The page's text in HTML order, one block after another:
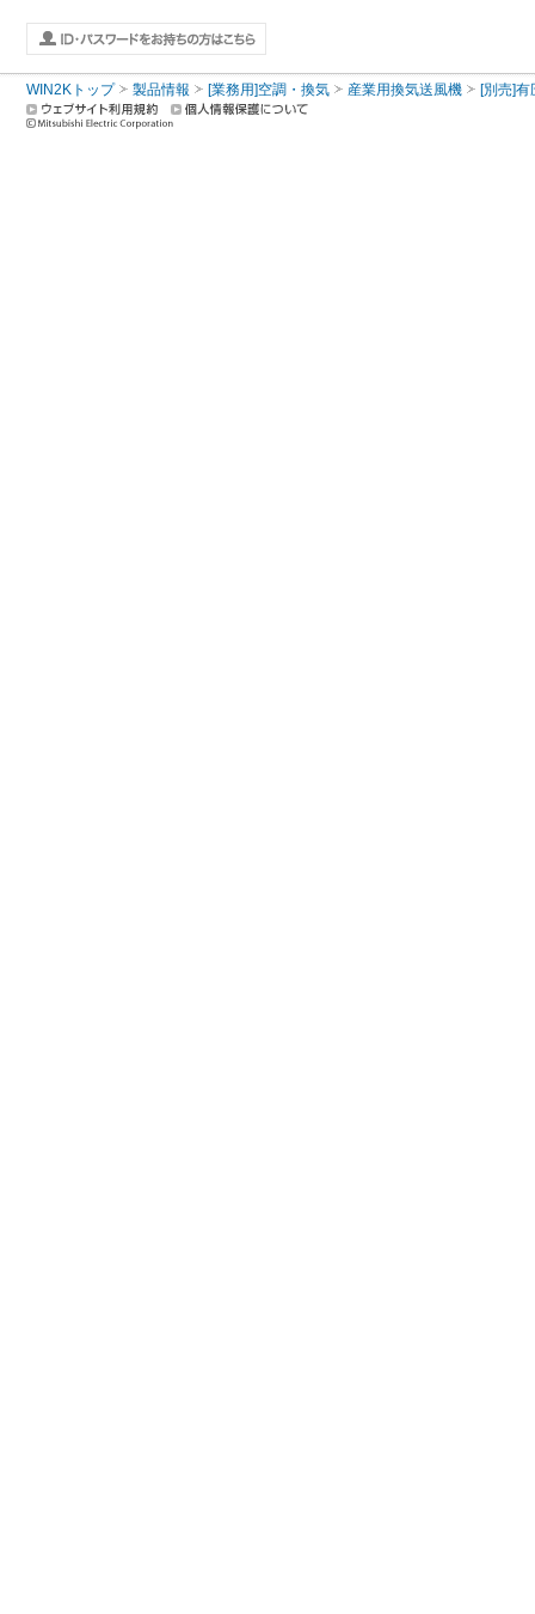
WIN2Kトップ 製品情報 [業務用]空調・換気 産業用換気送風機 [別売]有